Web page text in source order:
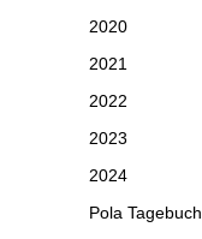
2020
2021
2022
2023
2024
Pola Tagebuch